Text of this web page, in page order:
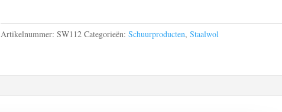
Artikelnummer: SW112 Categorieën: Schuurproducten, Staalwol